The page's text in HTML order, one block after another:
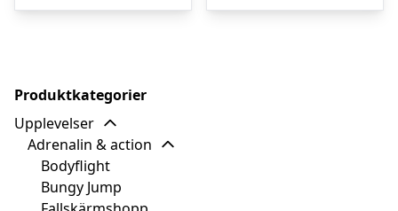
Produktkategorier
Upplevelser
Adrenalin & action
Bodyflight
Bungy Jump